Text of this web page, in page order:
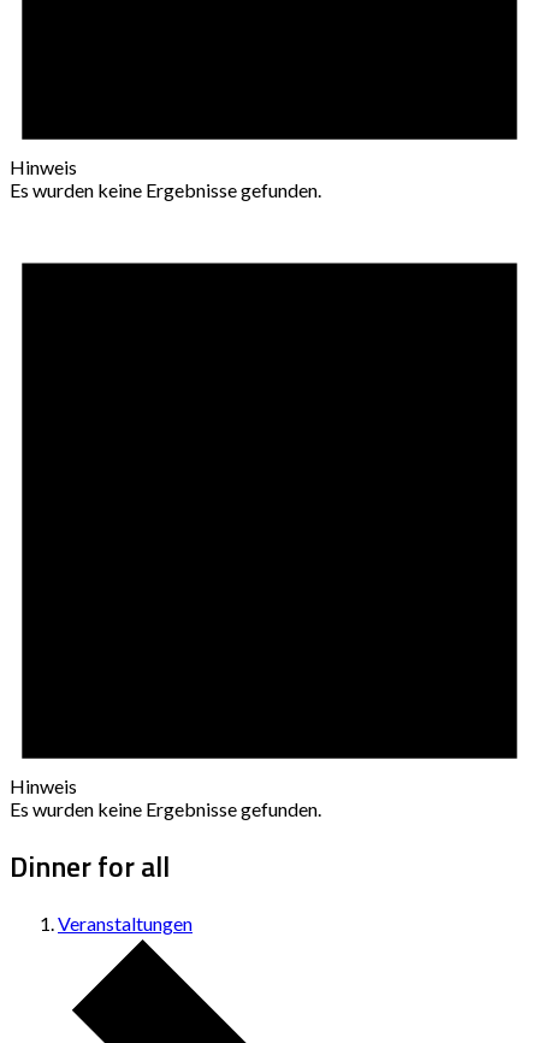
Hinweis
Es wurden keine Ergebnisse gefunden.
Hinweis
Es wurden keine Ergebnisse gefunden.
Dinner for all
Veranstaltungen